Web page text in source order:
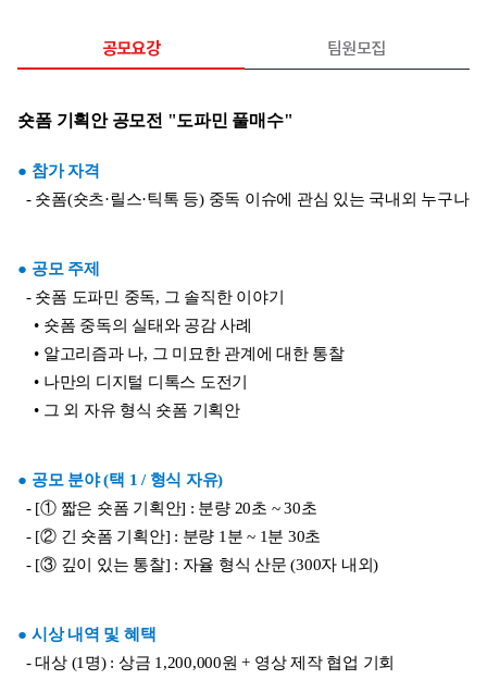
공모요강 팀원모집
숏폼 기획안 공모전 "도파민 풀매수"
● 참가 자격
- 숏폼(숏츠·릴스·틱톡 등) 중독 이슈에 관심 있는 국내외 누구나
● 공모 주제
- 숏폼 도파민 중독, 그 솔직한 이야기
• 숏폼 중독의 실태와 공감 사례
• 알고리즘과 나, 그 미묘한 관계에 대한 통찰
• 나만의 디지털 디톡스 도전기
• 그 외 자유 형식 숏폼 기획안
● 공모 분야 (택 1 / 형식 자유)
- [① 짧은 숏폼 기획안] : 분량 20초 ~ 30초
- [② 긴 숏폼 기획안] : 분량 1분 ~ 1분 30초
- [③ 깊이 있는 통찰] : 자율 형식 산문 (300자 내외)
● 시상 내역 및 혜택
- 대상 (1명) : 상금 1,200,000원 + 영상 제작 협업 기회